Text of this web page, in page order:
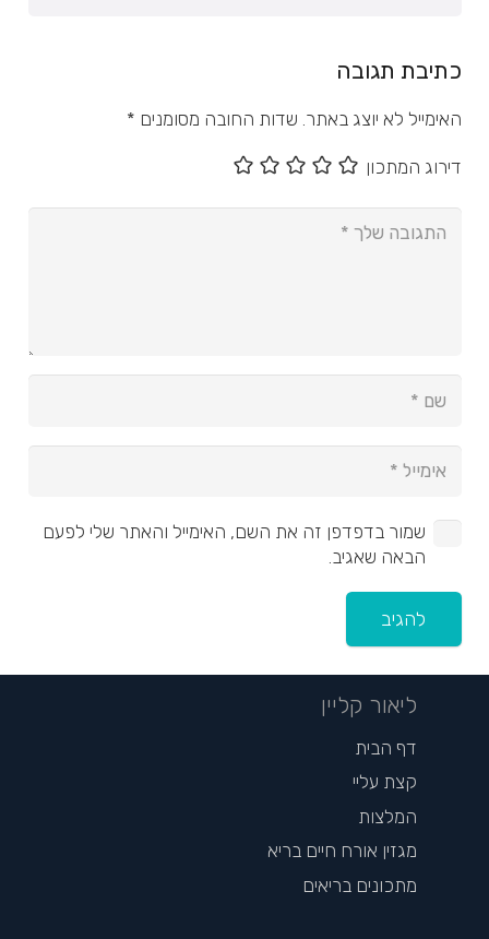
כתיבת תגובה
האימייל לא יוצג באתר. שדות החובה מסומנים *
דירוג המתכון
שמור בדפדפן זה את השם, האימייל והאתר שלי לפעם
הבאה שאגיב.
להגיב
ליאור קליין
דף הבית
קצת עליי
המלצות
מגזין אורח חיים בריא
מתכונים בריאים